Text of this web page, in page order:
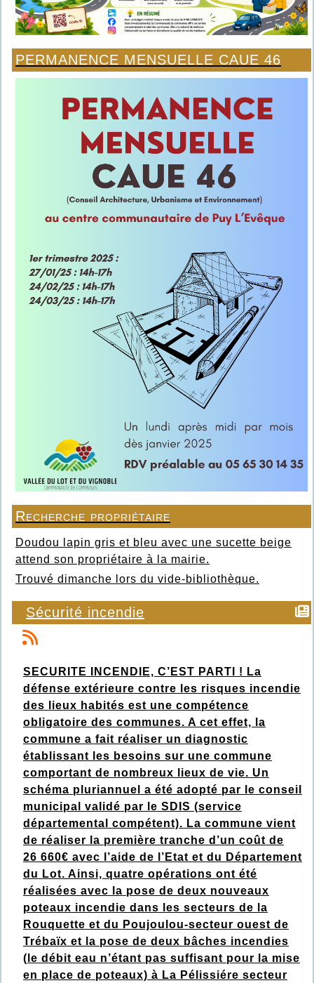
PERMANENCE MENSUELLE CAUE 46
Recherche propriétaire
Doudou lapin gris et bleu avec une sucette beige
attend son propriétaire à la mairie.
Trouvé dimanche lors du vide-bibliothèque.
Sécurité incendie
SECURITE INCENDIE, C’EST PARTI ! La
défense extérieure contre les risques incendie
des lieux habités est une compétence
obligatoire des communes. A cet effet, la
commune a fait réaliser un diagnostic
établissant les besoins sur une commune
comportant de nombreux lieux de vie. Un
schéma pluriannuel a été adopté par le conseil
municipal validé par le SDIS (service
départemental compétent). La commune vient
de réaliser la première tranche d’un coût de
26 660€ avec l’aide de l’Etat et du Département
du Lot. Ainsi, quatre opérations ont été
réalisées avec la pose de deux nouveaux
poteaux incendie dans les secteurs de la
Rouquette et du Poujoulou-secteur ouest de
Trébaïx et la pose de deux bâches incendies
(le débit eau n’étant pas suffisant pour la mise
en place de poteaux) à La Pélissiére secteur